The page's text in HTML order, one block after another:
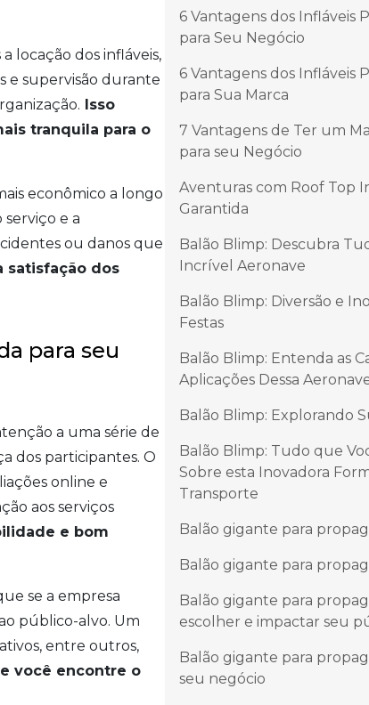
locação dos infláveis,
e supervisão durante
Isso
tranquila para o
econômico a longo
e a
ou danos que
satisfação dos
para seu
a uma série de
dos participantes. O
online e
aos serviços
e bom
se a empresa
público-alvo. Um
entre outros,
você encontre o
6 Vantagens dos Infláveis
para Seu Negócio
6 Vantagens dos Infláveis
para Sua Marca
7 Vantagens de Ter um
para seu Negócio
Aventuras com Roof Top
Garantida
Balão Blimp: Descubra
Incrível Aeronave
Balão Blimp: Diversão e
Festas
Balão Blimp: Entenda as
Aplicações Dessa
Balão Blimp: Explorando
Balão Blimp: Tudo que
Sobre esta Inovadora
Transporte
Balão gigante para
Balão gigante para
Balão gigante para
escolher e impactar seu
Balão gigante para
seu negócio